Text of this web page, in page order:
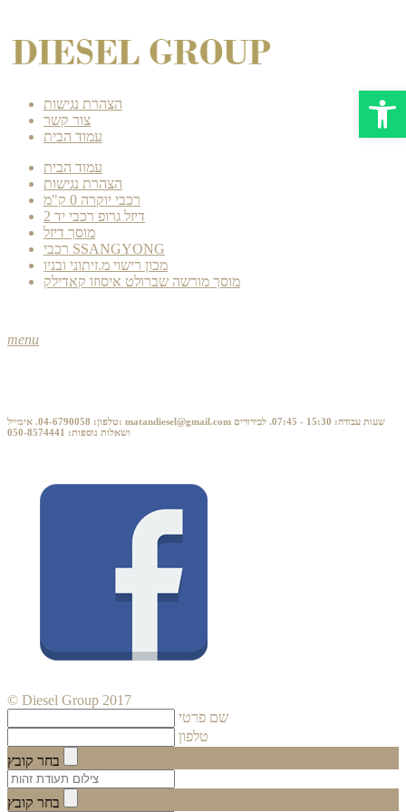
הצהרת נגישות
צור קשר
עמוד הבית
עמוד הבית
הצהרת נגישות
רכבי יוקרה 0 ק"מ
דיזל גרופ רכבי יד 2
מוסך דיזל
רכבי SSANGYONG
מכון רישוי מ.זיתוני ובניו
מוסך מורשה שברולט איסוזו קאדילק
menu
טלפון: 04-6790058. אימייל: matandiesel@gmail.com שעות עבודה: 15:30 - 07:45. לבירורים
ושאלות נוספות: 050-8574441
© Diesel Group 2017
שם פרטי
טלפון
בחר קובץ
בחר קובץ